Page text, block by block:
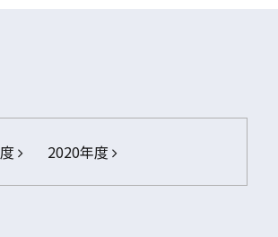
2020年度